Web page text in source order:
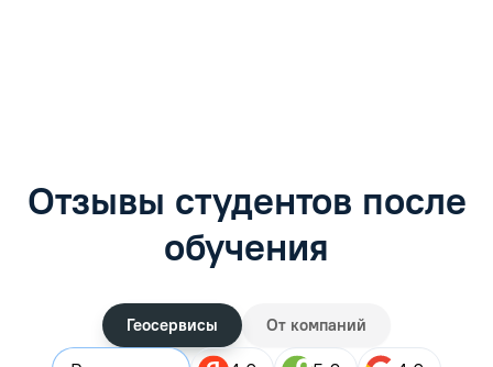
Отзывы студентов после
обучения
Геосервисы От компаний